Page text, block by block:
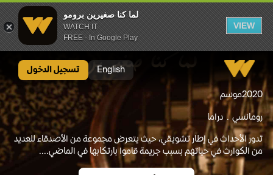
لما كنا صغيرين برومو
WATCH IT
FREE - In Google Play
VIEW
English تسجيل الدخول
2020موسم
رومانسي دراما
تدور الأحداث في إطار تشويقي، حيث يتعرض مجموعة من الأصدقاء للعديد
من الكوارث في حياتهم بسبب جريمة قاموا بارتكابها في الماضي....